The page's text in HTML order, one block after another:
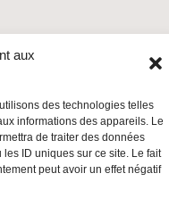
aux
des technologies telles
informations des appareils. Le
de traiter des données
ID uniques sur ce site. Le fait
peut avoir un effet négatif
Sanctions, la réponse
|